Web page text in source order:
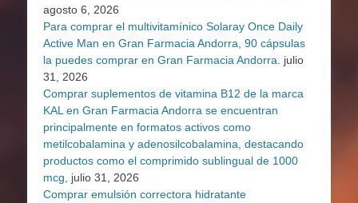
agosto 6, 2026
Para comprar el multivitamínico Solaray Once Daily
Active Man en Gran Farmacia Andorra, 90 cápsulas
la puedes comprar en Gran Farmacia Andorra.
julio
31, 2026
Comprar suplementos de vitamina B12 de la marca
KAL en Gran Farmacia Andorra se encuentran
principalmente en formatos activos como
metilcobalamina y adenosilcobalamina, destacando
productos como el comprimido sublingual de 1000
mcg,
julio 31, 2026
Comprar emulsión correctora hidratante